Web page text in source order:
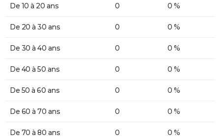
De 10 à 20 ans 0 0 %
De 20 à 30 ans 0 0 %
De 30 à 40 ans 0 0 %
De 40 à 50 ans 0 0 %
De 50 à 60 ans 0 0 %
De 60 à 70 ans 0 0 %
De 70 à 80 ans 0 0 %